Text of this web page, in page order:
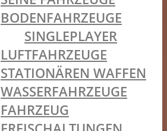
BODENFAHRZEUGE
SINGLEPLAYER
LUFTFAHRZEUGE
STATIONÄREN WAFFEN
WASSERFAHRZEUGE
FAHRZEUG